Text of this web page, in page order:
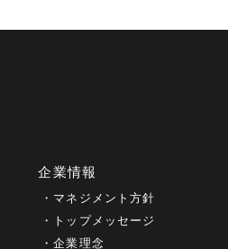
企業情報
マネジメント方針
トップメッセージ
企業理念